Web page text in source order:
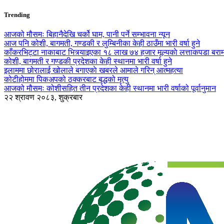
Trending
आजको मौसमः बिहानैदेखि चर्को घाम, पानी पर्ने सम्भावना न्यून
आज पनि कोशी, बागमती, गण्डकी र लुम्बिनीका केही ठाउँमा भारी वर्षा हुने
काँकरभिट्टा नाकाबाट भित्र्याइएका १८ लाख ७४ हजार मूल्यकाे लत्ताकपडा
कोशी, बागमती र गण्डकी प्रदेशका केही स्थानमा भारी वर्षा हुने
इलाममा छोरालाई खोलाले बगाएकाे खबरले आमाले गरिन् आत्महत्या
कोटीहोममा पिकअपको ठक्करबाट बृद्धको मृत्यु
आजको मौसमः कोशीसहित तीन प्रदेशका केही स्थानमा भारी वर्षाको पूर्वानुमान
२२ श्रावण २०८३, शुक्रबार